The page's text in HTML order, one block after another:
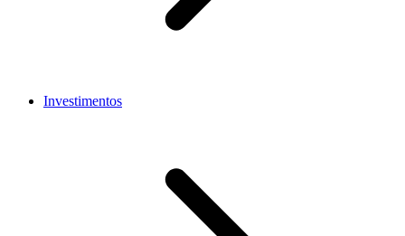
Investimentos